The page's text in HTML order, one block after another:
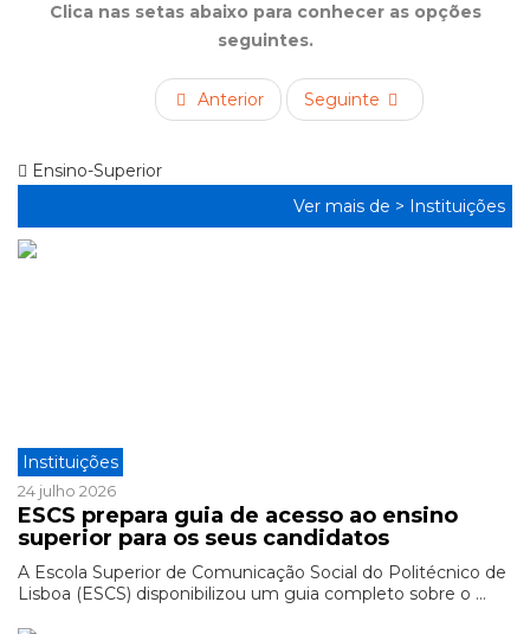
Clica nas setas abaixo para conhecer as opções
seguintes.
Anterior Seguinte
Ensino-Superior
Ver mais de > Instituições
Instituições
24 julho 2026
ESCS prepara guia de acesso ao ensino
superior para os seus candidatos
A Escola Superior de Comunicação Social do Politécnico de
Lisboa (ESCS) disponibilizou um guia completo sobre o ...